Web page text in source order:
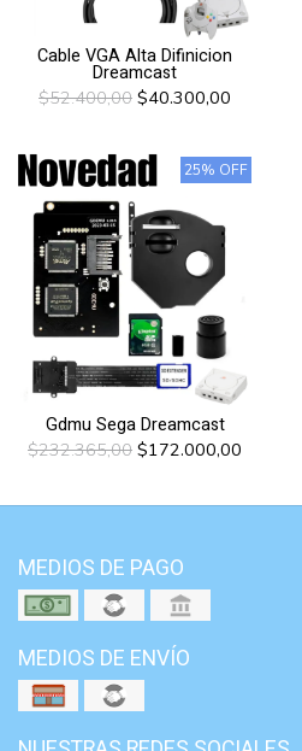
Cable VGA Alta Difinicion
Dreamcast
$52.400,00 $40.300,00
25% OFF
Gdmu Sega Dreamcast
$232.365,00 $172.000,00
MEDIOS DE PAGO
MEDIOS DE ENVÍO